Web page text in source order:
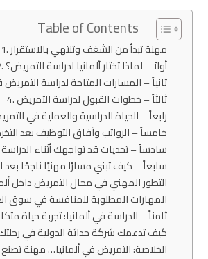
Table of Contents
مهنة تبدأ من الشغف وتنتهي بالاستقرار
أولاً – لماذا تختار ألمانيا لدراسة التمريض؟
ثانياً – المسارات المتاحة لدراسة التمريض
ثالثاً – خطوات القبول لدراسة التمريض
رابعاً – الحياة الدراسية والعملية في
خامساً – الرواتب وآفاق التوظيف بعد
سادساً – تحديات قد تواجهك أثناء الدراسة
سابعاً – كيف تبني مسارًا مهنيًا ناجحًا بعد
التطور المهني في مجال التمريض داخل
المهارات المطلوبة للمنافسة في سوق
ثامناً – الدراسة في ألمانيا: تجربة حياة
كيف تدعمك شركة حداثة الدولية في
الخلاصة: التمريض في ألمانيا… مهنة